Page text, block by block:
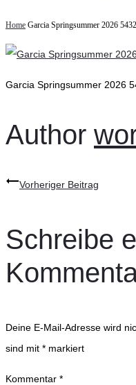
Home Garcia Springsummer 2026
Garcia Springsummer 2026
Author
Vorheriger Beitrag
Schreibe
Deine E-Mail-Adresse wird
sind mit * markiert
Kommentar *